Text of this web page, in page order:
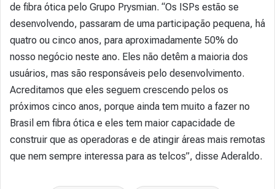
de fibra ótica pelo Grupo Prysmian. “Os ISPs estão se
desenvolvendo, passaram de uma participação pequena, há
quatro ou cinco anos, para aproximadamente 50% do
nosso negócio neste ano. Eles não detêm a maioria dos
usuários, mas são responsáveis pelo desenvolvimento.
Acreditamos que eles seguem crescendo pelos os
próximos cinco anos, porque ainda tem muito a fazer no
Brasil em fibra ótica e eles tem maior capacidade de
construir que as operadoras e de atingir áreas mais remotas
que nem sempre interessa para as telcos”, disse Aderaldo.